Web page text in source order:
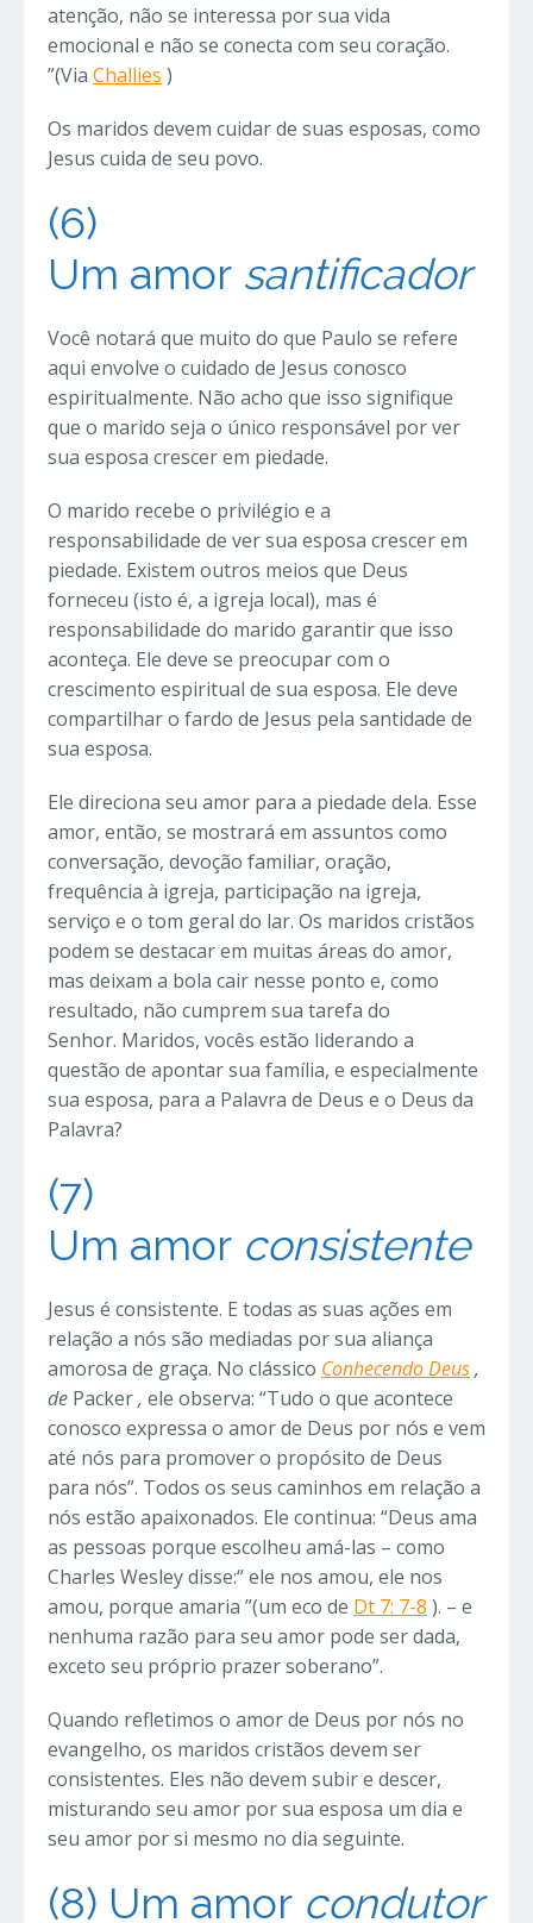
atenção, não se interessa por sua vida
emocional e não se conecta com seu coração.
”(Via Challies )
Os maridos devem cuidar de suas esposas, como
Jesus cuida de seu povo.
(6)
Um amor santificador
Você notará que muito do que Paulo se refere
aqui envolve o cuidado de Jesus conosco
espiritualmente. Não acho que isso signifique
que o marido seja o único responsável por ver
sua esposa crescer em piedade.
O marido recebe o privilégio e a
responsabilidade de ver sua esposa crescer em
piedade. Existem outros meios que Deus
forneceu (isto é, a igreja local), mas é
responsabilidade do marido garantir que isso
aconteça. Ele deve se preocupar com o
crescimento espiritual de sua esposa. Ele deve
compartilhar o fardo de Jesus pela santidade de
sua esposa.
Ele direciona seu amor para a piedade dela. Esse
amor, então, se mostrará em assuntos como
conversação, devoção familiar, oração,
frequência à igreja, participação na igreja,
serviço e o tom geral do lar. Os maridos cristãos
podem se destacar em muitas áreas do amor,
mas deixam a bola cair nesse ponto e, como
resultado, não cumprem sua tarefa do
Senhor. Maridos, vocês estão liderando a
questão de apontar sua família, e especialmente
sua esposa, para a Palavra de Deus e o Deus da
Palavra?
(7)
Um amor consistente
Jesus é consistente. E todas as suas ações em
relação a nós são mediadas por sua aliança
amorosa de graça. No clássico Conhecendo Deus,
de Packer, ele observa: “Tudo o que acontece
conosco expressa o amor de Deus por nós e vem
até nós para promover o propósito de Deus
para nós”. Todos os seus caminhos em relação a
nós estão apaixonados. Ele continua: “Deus ama
as pessoas porque escolheu amá-las – como
Charles Wesley disse:“ ele nos amou, ele nos
amou, porque amaria ”(um eco de Dt 7: 7-8 ). – e
nenhuma razão para seu amor pode ser dada,
exceto seu próprio prazer soberano”.
Quando refletimos o amor de Deus por nós no
evangelho, os maridos cristãos devem ser
consistentes. Eles não devem subir e descer,
misturando seu amor por sua esposa um dia e
seu amor por si mesmo no dia seguinte.
(8) Um amor condutor